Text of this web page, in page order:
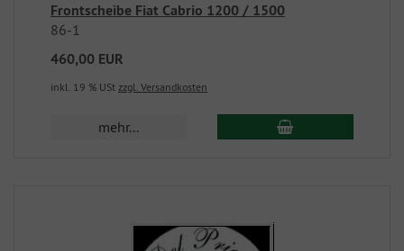
Frontscheibe Fiat Cabrio 1200 / 1500
86-1
460,00 EUR
inkl. 19 % USt zzgl. Versandkosten
mehr...